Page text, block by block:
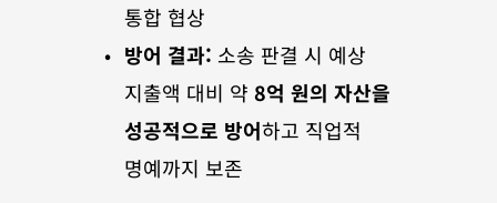
통합 협상
방어 결과: 소송 판결 시 예상
지출액 대비 약 8억 원의 자산을
성공적으로 방어하고 직업적
명예까지 보존